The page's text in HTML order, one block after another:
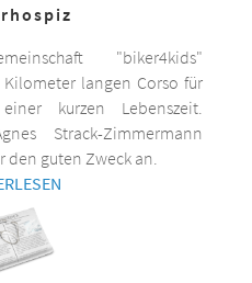
"biker4kids"
langen Corso für
kurzen Lebenszeit.
Strack-Zimmermann
guten Zweck an.